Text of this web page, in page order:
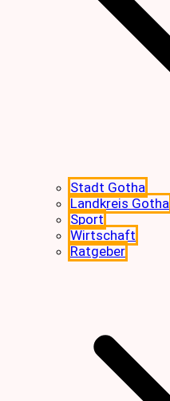
Stadt Gotha
Landkreis Gotha
Sport
Wirtschaft
Ratgeber